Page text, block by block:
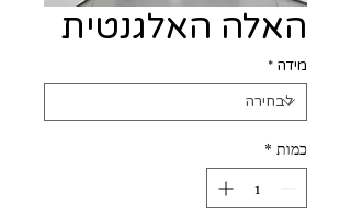
האלה האלגנטית
מידה *
כמות *